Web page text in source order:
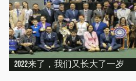
2022来了，我们又长大了一岁
建设专栏-2020年的冬天，俺们
“震”撼之旅——2019印尼犬展之行（
SHOW 2019）
建设专栏-2019刚过一半，但是
2019美国143届西敏寺犬展随笔（